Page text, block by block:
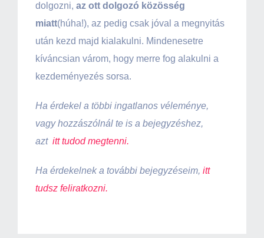
dolgozni, az ott dolgozó közösség
miatt(húha!), az pedig csak jóval a megnyitás
után kezd majd kialakulni. Mindenesetre
kíváncsian várom, hogy merre fog alakulni a
kezdeményezés sorsa.
Ha érdekel a többi ingatlanos véleménye,
vagy hozzászólnál te is a bejegyzéshez,
azt itt tudod megtenni.
Ha érdekelnek a további bejegyzéseim, itt
tudsz feliratkozni.